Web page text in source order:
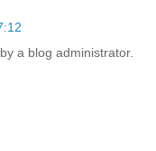
a blog administrator.